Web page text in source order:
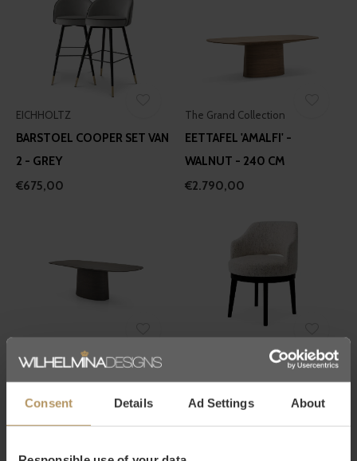
Consent Details Ad Settings About
EICHHOLTZ
BARSTOEL COOPER SET VAN
2 - GREY
€675,00
The Grand Collection
EETTAFEL 'AMALFI' -
WALNUT - 240 CM
€2.790,00
EETTAFEL 'AMALFI' - BLACK
EETKAMERSTOEL SOFIA